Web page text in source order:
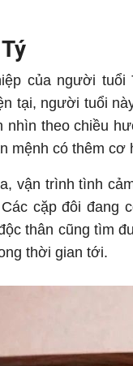
của người
tại, người tuổi
nhìn theo chiều
mệnh có thêm cơ
vận trình tình
cặp đôi đang
thân cũng tìm
thời gian tới.